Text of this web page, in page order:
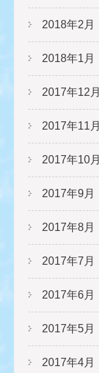
2018年2月
2018年1月
2017年12月
2017年11月
2017年10月
2017年9月
2017年8月
2017年7月
2017年6月
2017年5月
2017年4月